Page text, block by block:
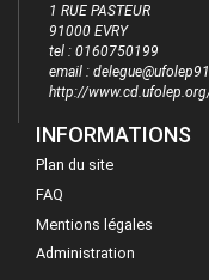
1 RUE PASTEUR
91000 EVRY
tel : 0160750199
email :
http://
INFORMATIONS
Plan du site
FAQ
Mentions légales
Administration